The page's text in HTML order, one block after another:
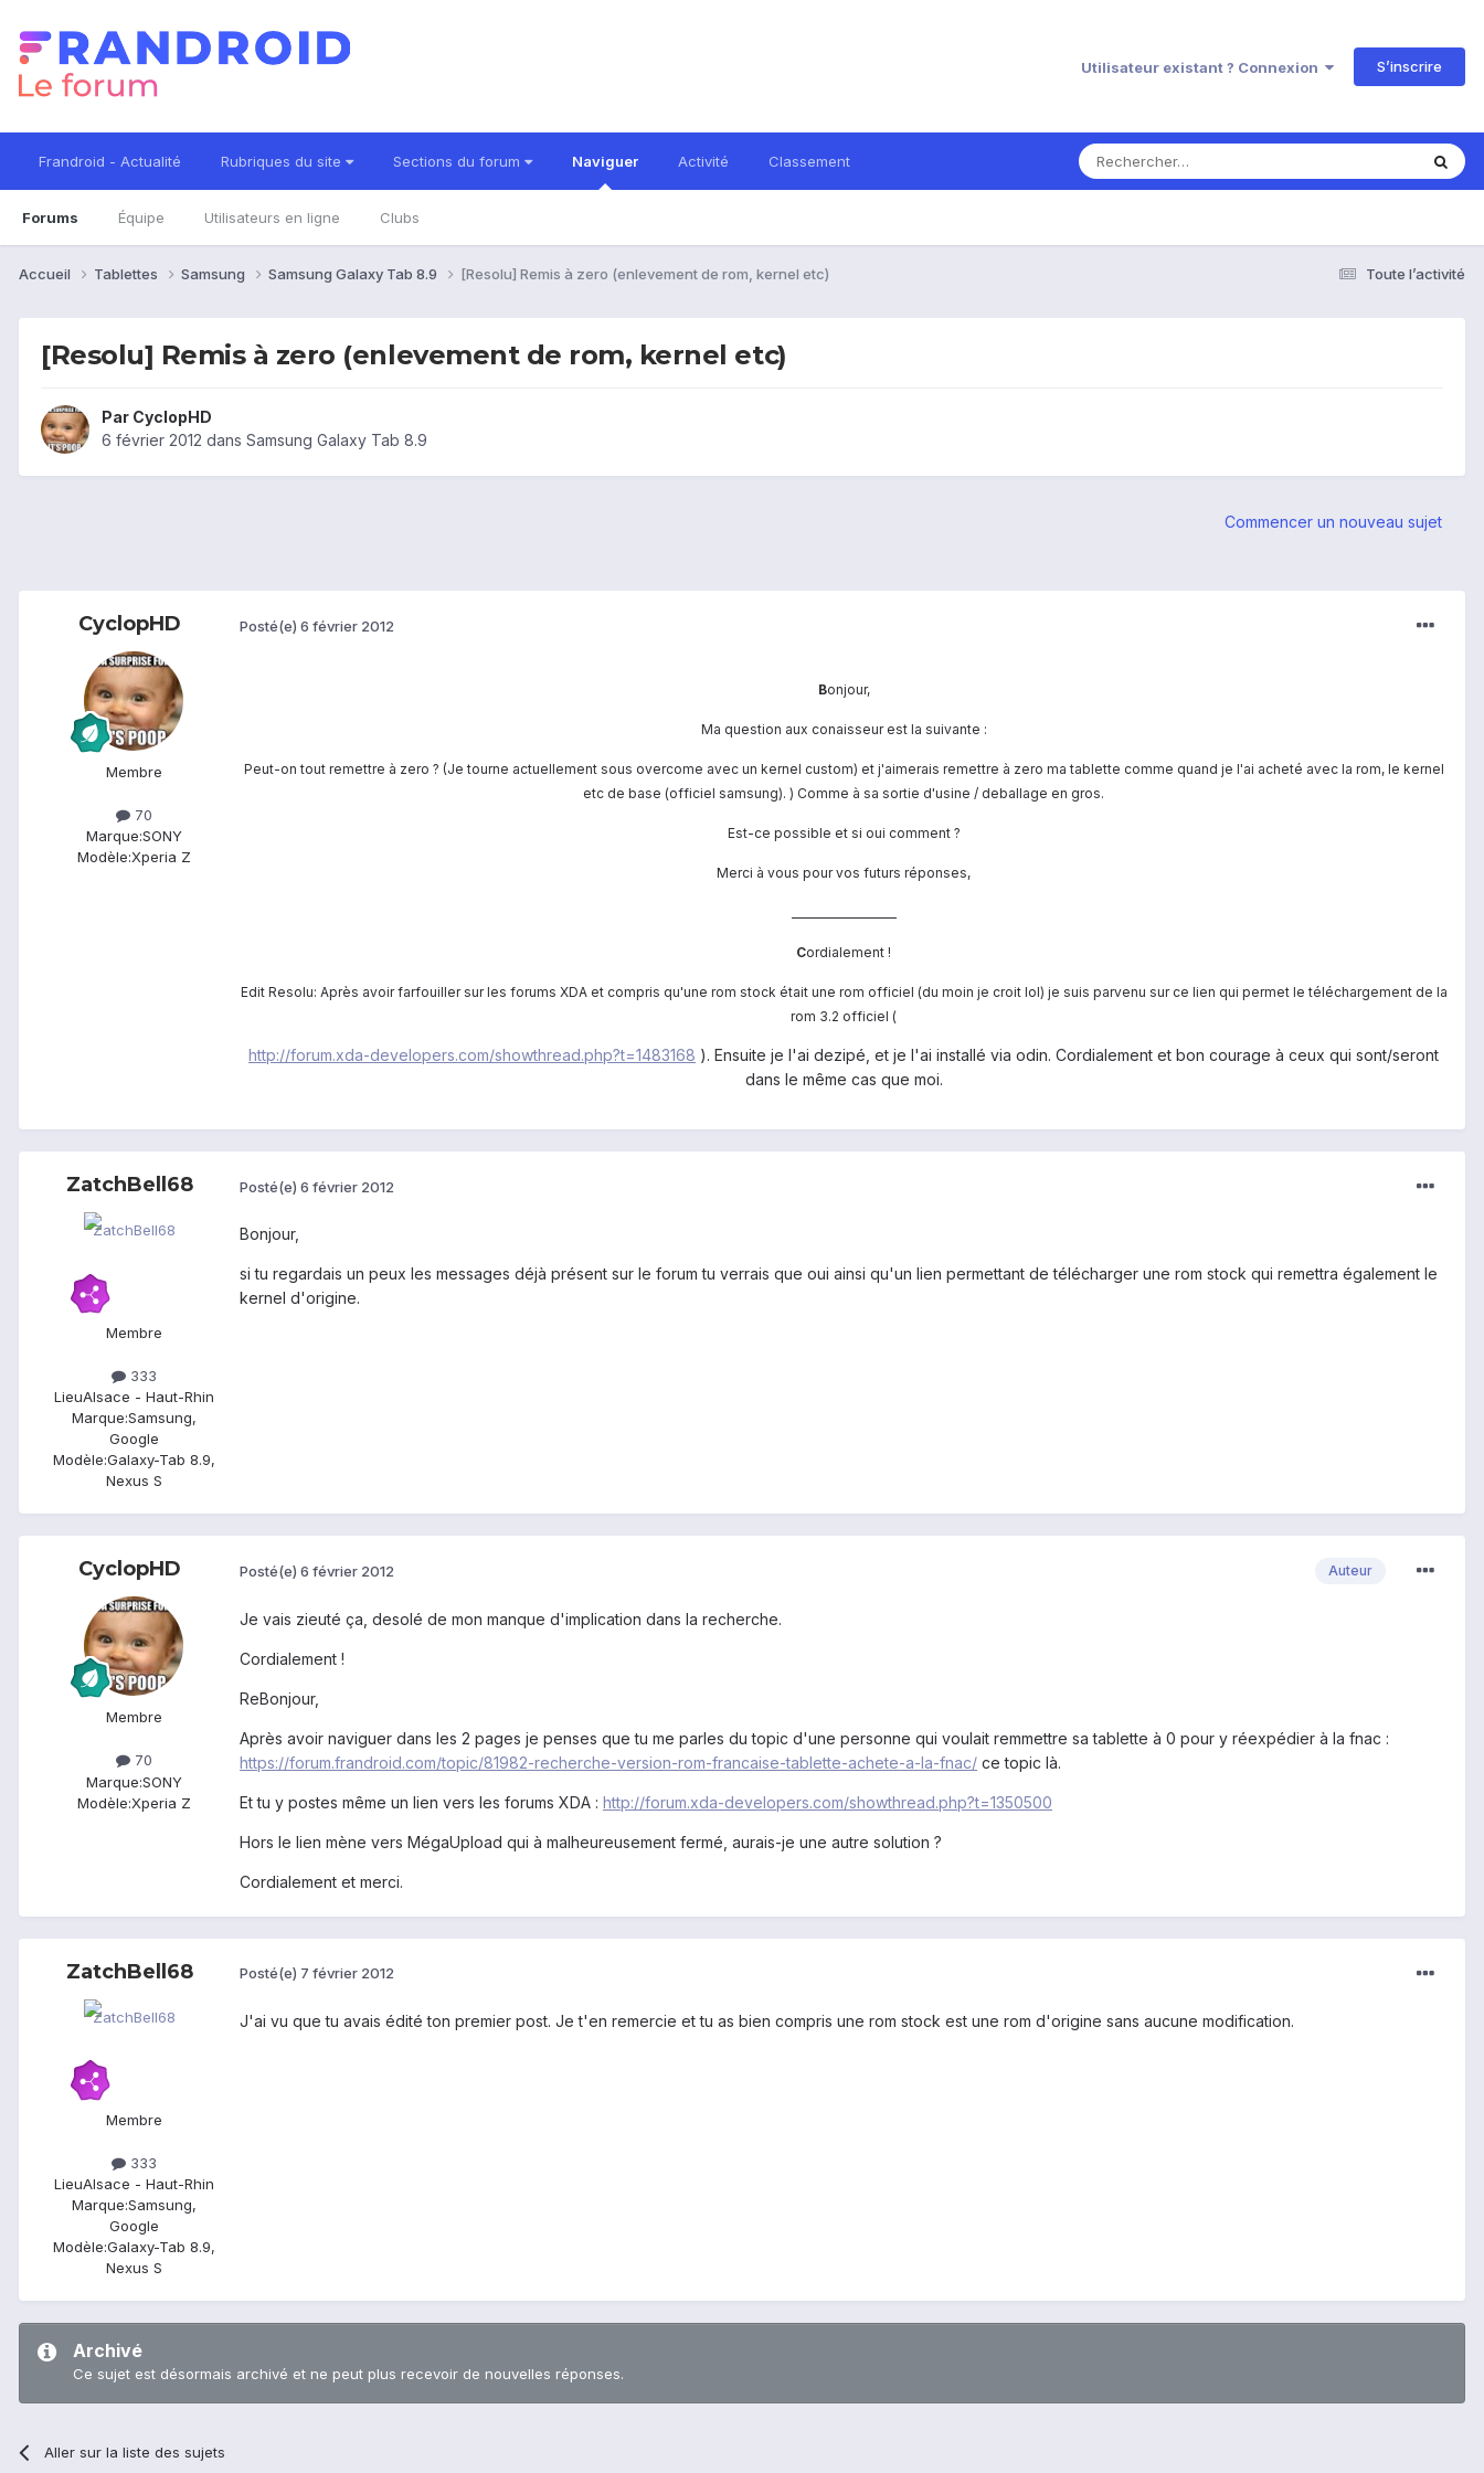
Utilisateur existant ? Connexion S’inscrire
Frandroid - Actualité Rubriques du site Sections du forum Naviguer
Forums Équipe Utilisateurs en ligne Clubs
Activité Classement
Toute l’activité
Accueil Tablettes Samsung Samsung Galaxy Tab 8.9 [Resolu] Remis à zero (enlevement de rom, kernel etc)
[Resolu] Remis à zero (enlevement de rom, kernel etc)
Par CyclopHD
6 février 2012 dans Samsung Galaxy Tab 8.9
Commencer un nouveau sujet
CyclopHD
Membre
70
Marque:SONY
Modèle:Xperia Z
Posté(e) 6 février 2012
Bonjour,
Ma question aux conaisseur est la suivante :
Peut-on tout remettre à zero ? (Je tourne actuellement sous overcome avec un kernel custom) et j'aimerais remettre à zero ma tablette comme quand je l'ai acheté avec la rom, le kernel
etc de base (officiel samsung). ) Comme à sa sortie d'usine / deballage en gros.
Est-ce possible et si oui comment ?
Merci à vous pour vos futurs réponses,
Cordialement !
Edit Resolu: Après avoir farfouiller sur les forums XDA et compris qu'une rom stock était une rom officiel (du moin je croit lol) je suis parvenu sur ce lien qui permet le téléchargement de la
rom 3.2 officiel (
http://forum.xda-developers.com/showthread.php?t=1483168 ). Ensuite je l'ai dezipé, et je l'ai installé via odin. Cordialement et bon courage à ceux qui sont/seront
dans le même cas que moi.
ZatchBell68
Membre
333
LieuAlsace - Haut-Rhin
Marque:Samsung,
Google
Modèle:Galaxy-Tab 8.9,
Nexus S
Posté(e) 6 février 2012
Bonjour,
si tu regardais un peux les messages déjà présent sur le forum tu verrais que oui ainsi qu'un lien permettant de télécharger une rom stock qui remettra également le
kernel d'origine.
CyclopHD
Membre
70
Marque:SONY
Modèle:Xperia Z
Auteur
Posté(e) 6 février 2012
Je vais zieuté ça, desolé de mon manque d'implication dans la recherche.
Cordialement !
ReBonjour,
Après avoir naviguer dans les 2 pages je penses que tu me parles du topic d'une personne qui voulait remmettre sa tablette à 0 pour y réexpédier à la fnac :
https://forum.frandroid.com/topic/81982-recherche-version-rom-francaise-tablette-achete-a-la-fnac/ ce topic là.
Et tu y postes même un lien vers les forums XDA : http://forum.xda-developers.com/showthread.php?t=1350500
Hors le lien mène vers MégaUpload qui à malheureusement fermé, aurais-je une autre solution ?
Cordialement et merci.
ZatchBell68
Membre
333
LieuAlsace - Haut-Rhin
Marque:Samsung,
Google
Modèle:Galaxy-Tab 8.9,
Nexus S
Posté(e) 7 février 2012
J'ai vu que tu avais édité ton premier post. Je t'en remercie et tu as bien compris une rom stock est une rom d'origine sans aucune modification.
Archivé
Ce sujet est désormais archivé et ne peut plus recevoir de nouvelles réponses.
Aller sur la liste des sujets